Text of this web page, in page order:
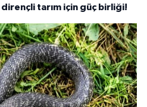
tarım için güç birliği!